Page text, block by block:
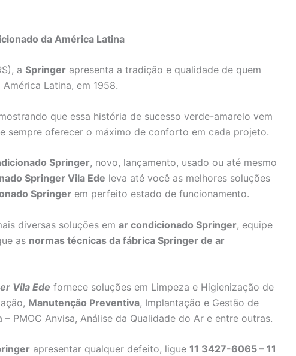
da América Latina
a Springer apresenta a tradição e qualidade de quem
Latina, em 1958.
que essa história de sucesso verde-amarelo vem
sempre oferecer o máximo de conforto em cada projeto.
Springer, novo, lançamento, usado ou até mesmo
Springer Vila Ede leva até você as melhores soluções
Springer em perfeito estado de funcionamento.
diversas soluções em ar condicionado Springer, equipe
as normas técnicas da fábrica Springer de ar
Vila Ede fornece soluções em Limpeza e Higienização de
Manutenção Preventiva, Implantação e Gestão de
PMOC Anvisa, Análise da Qualidade do Ar e entre outras.
apresentar qualquer defeito, ligue 11 3427-6065 – 11